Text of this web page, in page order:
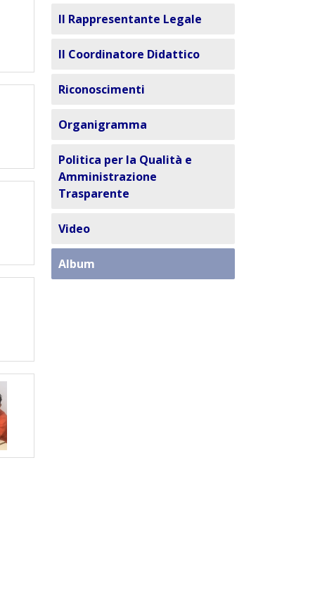
Il Rappresentante Legale
Il Coordinatore Didattico
Riconoscimenti
Organigramma
Politica per la Qualità e
Amministrazione
Trasparente
Video
Album